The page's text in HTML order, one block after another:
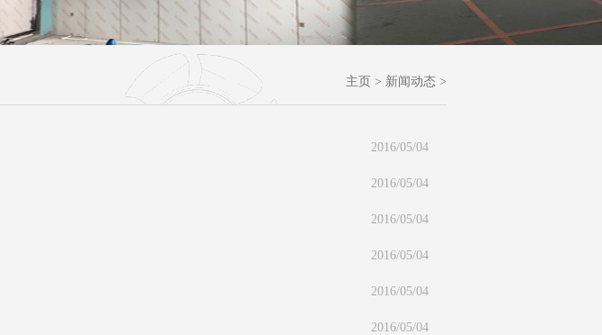
主页 > 新闻动态 >
2016/05/04
2016/05/04
2016/05/04
2016/05/04
2016/05/04
2016/05/04